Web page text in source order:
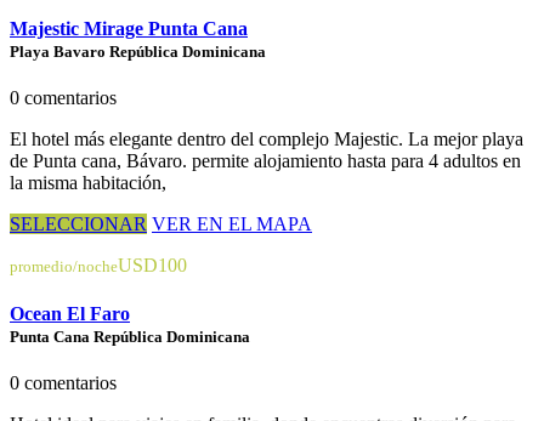
Majestic Mirage Punta Cana
Playa Bavaro República Dominicana
0 comentarios
El hotel más elegante dentro del complejo Majestic. La mejor playa
de Punta cana, Bávaro. permite alojamiento hasta para 4 adultos en
la misma habitación,
SELECCIONAR VER EN EL MAPA
promedio/nocheUSD100
Ocean El Faro
Punta Cana República Dominicana
0 comentarios